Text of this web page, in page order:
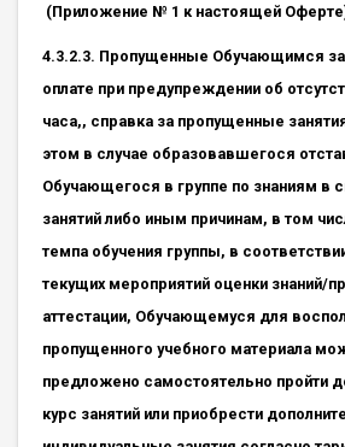
(Приложение № 1 к настоящей
4.3.2.3. Пропущенные Обучающимся
оплате при предупреждении об
часа,, справка за пропущенные
этом в случае образовавшегося
Обучающегося в группе по знаниям в
занятий либо иным причинам, в том
темпа обучения группы, в
текущих мероприятий оценки знаний/
аттестации, Обучающемуся для
пропущенного учебного материала
предложено самостоятельно пройти
курс занятий или приобрести